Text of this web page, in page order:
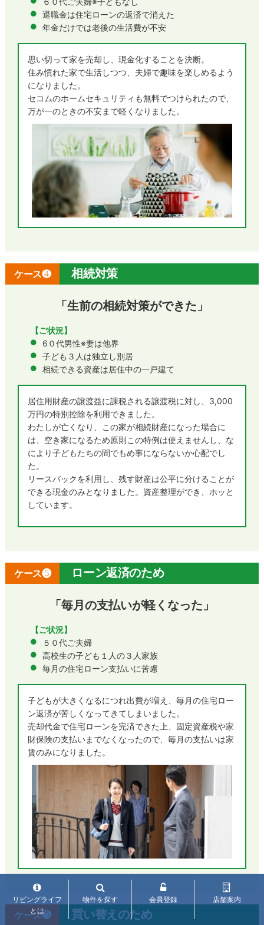
退職金は住宅ローンの返済で消えた
年金だけでは老後の生活費が不安
思い切って家を売却し、現金化することを決断。
住み慣れた家で生活しつつ、夫婦で趣味を楽しめるよう
になりました。
セコムのホームセキュリティも無料でつけられたので、
万が一のときの不安まで軽くなりました。
ケース❹ 相続対策
「生前の相続対策ができた」
【ご状況】
6０代男性※妻は他界
子ども３人は独立し別居
相続できる資産は居住中の一戸建て
居住用財産の譲渡益に課税される譲渡税に対し、3,000
万円の特別控除を利用できました。
わたしが亡くなり、この家が相続財産になった場合に
は、空き家になるため原則この特例は使えませんし、な
により子どもたちの間でもめ事にならないか心配でし
た。
リースバックを利用し、残す財産は公平に分けることが
できる現金のみとなりました。資産整理ができ、ホッと
しています。
ケース❺ ローン返済のため
「毎月の支払いが軽くなった」
【ご状況】
５０代ご夫婦
高校生の子ども１人の３人家族
毎月の住宅ローン支払いに苦慮
子どもが大きくなるにつれ出費が増え、毎月の住宅ロー
ン返済が苦しくなってきてしまいました。
売却代金で住宅ローンを完済できた上、固定資産税や家
財保険の支払いまでなくなったので、毎月の支払いは家
賃のみになりました。
ケース❻ 買い替えのため
リビングライフ
とは
物件を探す 会員登録 店舗案内